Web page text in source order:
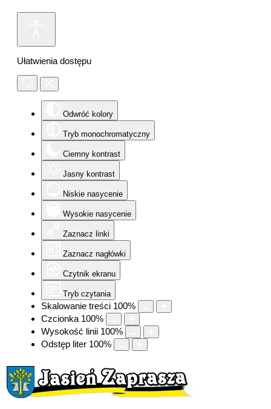
Ułatwienia dostępu
Odwróć kolory
Tryb monochromatyczny
Ciemny kontrast
Jasny kontrast
Niskie nasycenie
Wysokie nasycenie
Zaznacz linki
Zaznacz nagłówki
Czytnik ekranu
Tryb czytania
Skalowanie treści 100%
Czcionka 100%
Wysokość linii 100%
Odstęp liter 100%